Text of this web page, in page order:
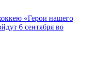
«Герои нашего
6 сентября во